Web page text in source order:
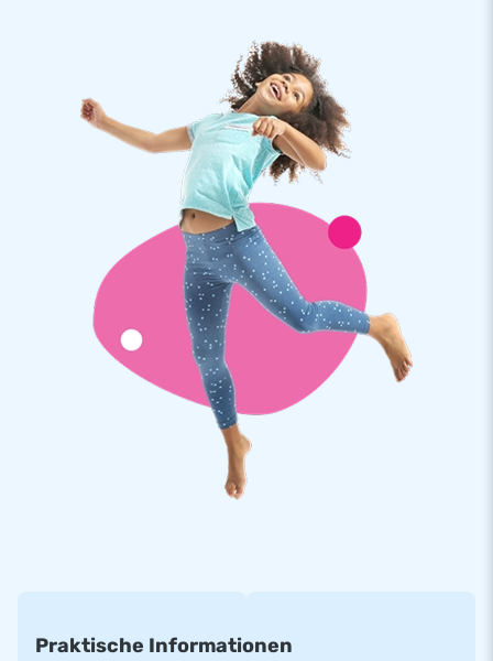
Wasserrutsche sind. Darüber hinaus erhalten Sie eine
Garantie darauf. Die aufblasbare Wasserrutsche besteht aus
starkem, hochwertigem PVC. Dadurch hält er lange und ist
leicht sauber zu halten. Auf diese Weise können Sie sicher
sein, dass Sie dieses Attraktion jahrelang genießen werden.
Tausende von Kunden haben sich bereits für JB
Hüpfburg entschieden
Wir sind stolz darauf, dass sich bereits Tausende von Kunden
für den Kauf eines Schlauchboots bei uns entschieden haben.
Seit Jahren bringen wir Menschen weltweit zu
Freudensprüngen. Danke an unser Team aus Designern,
Entwicklern und Logistikmitarbeitern. Sie liefern einzigartige
aufblasbare Attraktionen, die von immer mehr Kunden
geschätzt werden. Dies, kombiniert mit unserem
professionellen Service und unserer Lieferung, macht uns zu
einem führenden Anbieter von Hüpfburgen und Attraktionen.
Praktische Informationen